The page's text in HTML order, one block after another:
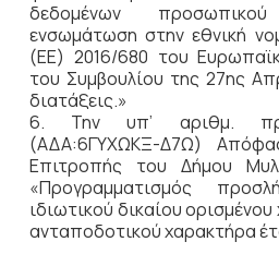
δεδομένων
ενσωμάτωση στην εθνική
(ΕΕ) 2016/680 του
του Συμβουλίου της 27ης
διατάξεις.»
6. Την υπ’ αριθμ.
(ΑΔΑ:6ΓΥΧΩΚΞ-Δ7Ω)
Επιτροπής του Δήμου
«Προγραμματισμός
ιδιωτικού δικαίου
ανταποδοτικού χαρακτήρα